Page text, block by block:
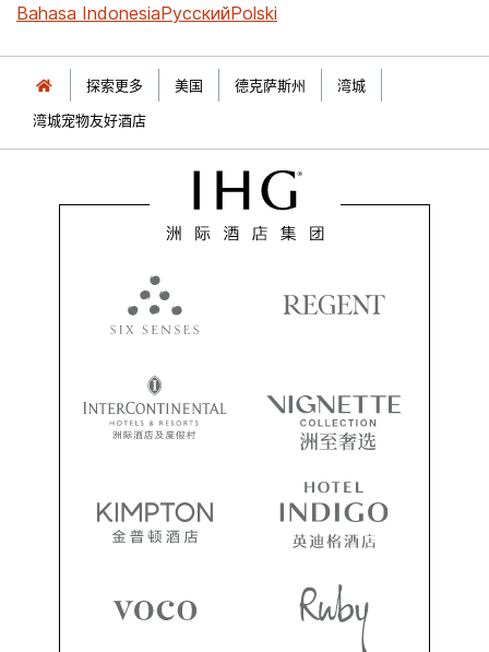
Bahasa IndonesiaРусскийPolski
探索更多 美国 德克萨斯州
湾城
湾城宠物友好酒店